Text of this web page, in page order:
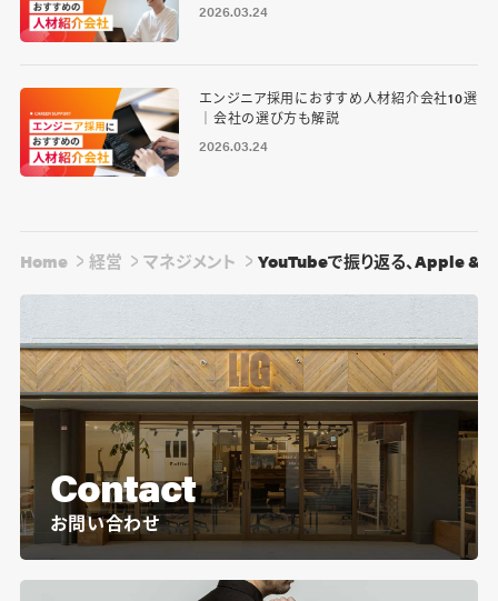
2026.03.24
エンジニア採用におすすめ人材紹介会社10選
｜会社の選び方も解説
2026.03.24
Home 経営 マネジメント YouTubeで振り返る、Apple &
Contact
お問い合わせ